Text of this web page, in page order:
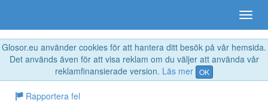
Glosor.eu använder cookies för att hantera ditt besök på vår hemsida.
Det används även för att visa reklam om du väljer att använda vår
reklamfinansierade version. Läs mer OK
Rapportera fel